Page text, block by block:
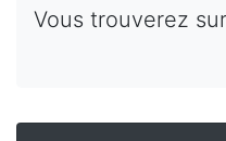
Vous trouverez